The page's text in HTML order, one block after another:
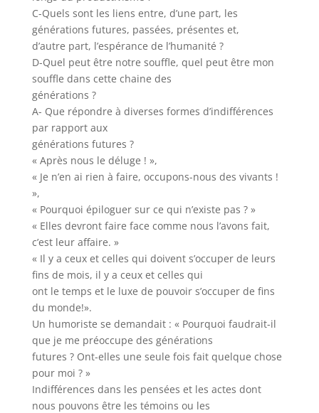
C-Quels sont les liens entre, d’une part, les
générations futures, passées, présentes et,
d’autre part, l’espérance de l’humanité ?
D-Quel peut être notre souffle, quel peut être mon
souffle dans cette chaine des
générations ?
A- Que répondre à diverses formes d’indifférences
par rapport aux
générations futures ?
« Après nous le déluge ! »,
« Je n’en ai rien à faire, occupons-nous des vivants !
»,
« Pourquoi épiloguer sur ce qui n’existe pas ? »
« Elles devront faire face comme nous l’avons fait,
c’est leur affaire. »
« Il y a ceux et celles qui doivent s’occuper de leurs
fins de mois, il y a ceux et celles qui
ont le temps et le luxe de pouvoir s’occuper de fins
du monde!».
Un humoriste se demandait : « Pourquoi faudrait-il
que je me préoccupe des générations
futures ? Ont-elles une seule fois fait quelque chose
pour moi ? »
Indifférences dans les pensées et les actes dont
nous pouvons être les témoins ou les